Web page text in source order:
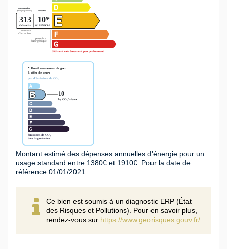
Montant estimé des dépenses annuelles d'énergie pour un
usage standard entre 1380€ et 1910€. Pour la date de
référence 01/01/2021.
Ce bien est soumis à un diagnostic ERP (État
des Risques et Pollutions). Pour en savoir plus,
rendez-vous sur https://www.georisques.gouv.fr/